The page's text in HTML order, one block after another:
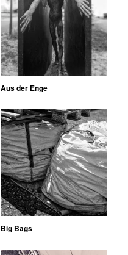
Aus der Enge
Big Bags